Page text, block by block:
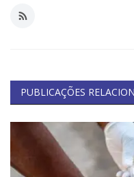
PUBLICAÇÕES